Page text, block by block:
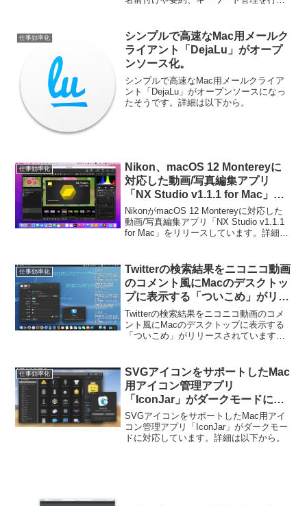
をリリース。
仕事効率化
シンプルで高速なMac用メールク
ライアント「DejaLu」がオープ
ンソース化。
シンプルで高速なMac用メールクライア
ント「DejaLu」がオープンソースになっ
たそうです。詳細は以下から。
仕事効率化
Nikon、macOS 12 Montereyに
対応した動画/写真編集アプリ
「NX Studio v1.1.1 for Mac」を
リリース。
NikonがmacOS 12 Montereyに対応した
動画/写真編集アプリ「NX Studio v1.1.1
for Mac」をリリースしています。詳細は
仕事効率化
Twitterの検索結果をニコニコ動画
のコメント風にMacのデスクトッ
プに表示する「ついこめ」がリリ
ース。
Twitterの検索結果をニコニコ動画のコメ
ント風にMacのデスクトップに表示する
「ついこめ」がリリースされています。
仕事効率化
SVGアイコンをサポートしたMac
用アイコン管理アプリ
「IconJar」がダークモードに対
応。
SVGアイコンをサポートしたMac用アイ
コン管理アプリ「IconJar」がダークモー
ドに対応しています。詳細は以下から。